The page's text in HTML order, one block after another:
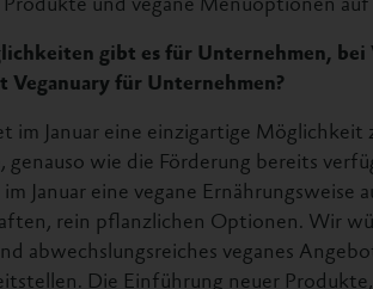
gibt es für Unternehmen, bei
Veganuary für Unternehmen?
im Januar eine einzigartige Möglichkeit
genauso wie die Förderung bereits
im Januar eine vegane Ernährungsweise
rein pflanzlichen Optionen. Wir
abwechslungsreiches veganes
Die Einführung neuer